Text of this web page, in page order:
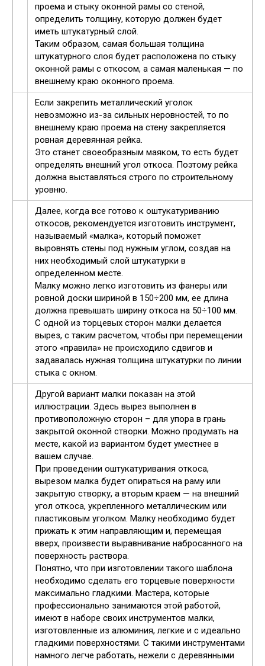
проема и стыку оконной рамы со стеной,
определить толщину, которую должен будет
иметь штукатурный слой.
Таким образом, самая большая толщина
штукатурного слоя будет расположена по стыку
оконной рамы с откосом, а самая маленькая — по
внешнему краю оконного проема.
Если закрепить металлический уголок
невозможно из-за сильных неровностей, то по
внешнему краю проема на стену закрепляется
ровная деревянная рейка.
Это станет своеобразным маяком, то есть будет
определять внешний угол откоса. Поэтому рейка
должна выставляться строго по строительному
уровню.
Далее, когда все готово к оштукатуриванию
откосов, рекомендуется изготовить инструмент,
называемый «малка», который поможет
выровнять стены под нужным углом, создав на
них необходимый слой штукатурки в
определенном месте.
Малку можно легко изготовить из фанеры или
ровной доски шириной в 150÷200 мм, ее длина
должна превышать ширину откоса на 50÷100 мм.
С одной из торцевых сторон малки делается
вырез, с таким расчетом, чтобы при перемещении
этого «правила» не происходило сдвигов и
задавалась нужная толщина штукатурки по линии
стыка с окном.
Другой вариант малки показан на этой
иллюстрации. Здесь вырез выполнен в
противоположную сторон – для упора в грань
закрытой оконной створки. Можно продумать на
месте, какой из вариантом будет уместнее в
вашем случае.
При проведении оштукатуривания откоса,
вырезом малка будет опираться на раму или
закрытую створку, а вторым краем — на внешний
угол откоса, укрепленного металлическим или
пластиковым уголком. Малку необходимо будет
прижать к этим направляющим и, перемещая
вверх, произвести выравнивание набросанного на
поверхность раствора.
Понятно, что при изготовлении такого шаблона
необходимо сделать его торцевые поверхности
максимально гладкими. Мастера, которые
профессионально занимаются этой работой,
имеют в наборе своих инструментов малки,
изготовленные из алюминия, легкие и с идеально
гладкими поверхностями. С такими инструментами
намного легче работать, нежели с деревянными